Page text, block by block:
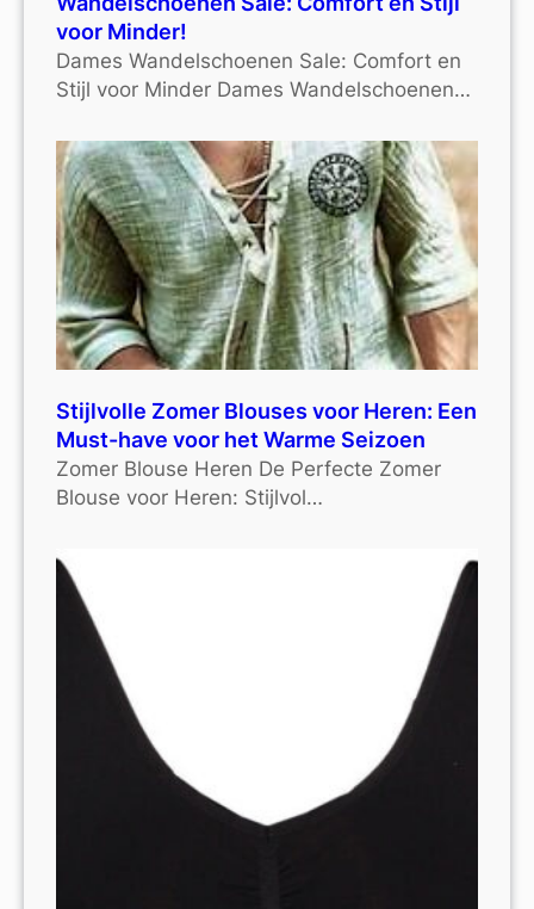
voor Minder!
Dames Wandelschoenen Sale: Comfort en
Stijl voor Minder Dames Wandelschoenen…
Stijlvolle Zomer Blouses voor Heren: Een
Must-have voor het Warme Seizoen
Zomer Blouse Heren De Perfecte Zomer
Blouse voor Heren: Stijlvol…